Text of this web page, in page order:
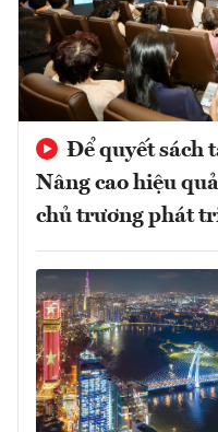
Để quyết sách
Nâng cao hiệu
chủ trương phát